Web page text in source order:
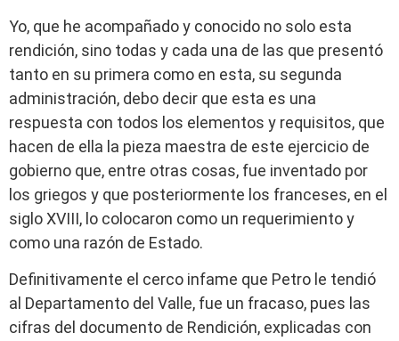
Yo, que he acompañado y conocido no solo esta
rendición, sino todas y cada una de las que presentó
tanto en su primera como en esta, su segunda
administración, debo decir que esta es una
respuesta con todos los elementos y requisitos, que
hacen de ella la pieza maestra de este ejercicio de
gobierno que, entre otras cosas, fue inventado por
los griegos y que posteriormente los franceses, en el
siglo XVIII, lo colocaron como un requerimiento y
como una razón de Estado.
Definitivamente el cerco infame que Petro le tendió
al Departamento del Valle, fue un fracaso, pues las
cifras del documento de Rendición, explicadas con